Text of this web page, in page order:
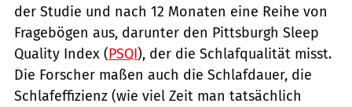
der Studie und nach 12 Monaten eine Reihe von
Fragebögen aus, darunter den Pittsburgh Sleep
Quality Index (PSQI), der die Schlafqualität misst.
Die Forscher maßen auch die Schlafdauer, die
Schlafeffizienz (wie viel Zeit man tatsächlich